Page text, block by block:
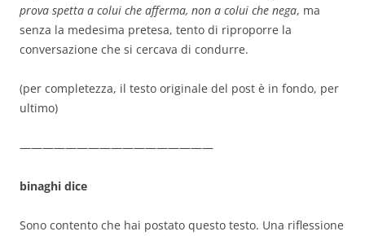
prova spetta a colui che afferma, non a colui che nega, ma
senza la medesima pretesa, tento di riproporre la
conversazione che si cercava di condurre.
(per completezza, il testo originale del post è in fondo, per
ultimo)
—————————————————
binaghi dice
Sono contento che hai postato questo testo. Una riflessione